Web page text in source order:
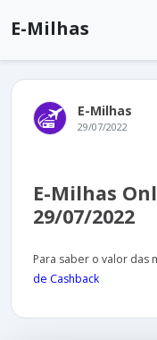
E-Milhas
E-Milhas
29/07/2022
E-Milhas
29/07/2022
Para saber o valor das
de Cashback